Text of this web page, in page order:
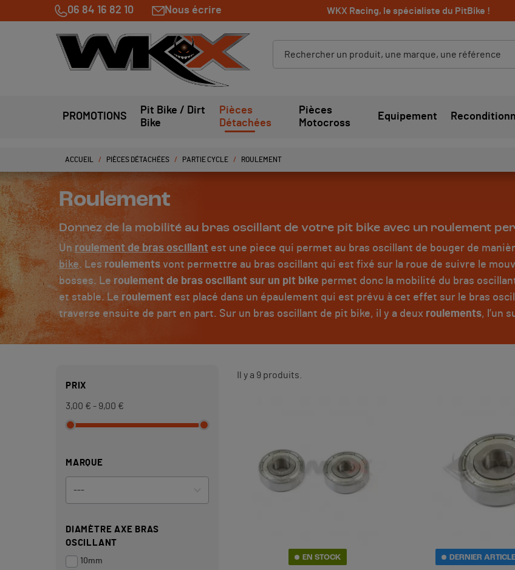
06 84 16 82 10 Nous écrire WKX Racing, le spécialiste du PitBike !
PROMOTIONS
Pit Bike / Dirt
Bike
Pièces
Détachées
Pièces
Motocross
Equipement
ACCUEIL PIÈCES DÉTACHÉES PARTIE CYCLE ROULEMENT
Roulement
Donnez de la mobilité au bras oscillant de votre pit bike avec un roulement
Un roulement de bras oscillant est une piece qui permet au bras oscillant de bouger de
bike. Les roulements vont permettre au bras oscillant qui est fixé sur la roue de suivre le
bosses. Le roulement de bras oscillant sur un pit bike permet donc la mobilité du bras
et stable. Le roulement est placé dans un épaulement qui est prévu à cet effet sur le bras
traverse ensuite de part en part. Sur un bras oscillant de pit bike, il y a deux roulements, l’un
PRIX
3,00 € - 9,00 €
MARQUE
DIAMÈTRE AXE BRAS
OSCILLANT
10mm
Il y a 9 produits.
EN STOCK DERNIER